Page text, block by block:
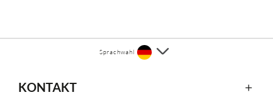
Sprachwahl
KONTAKT